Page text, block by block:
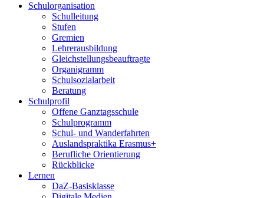
Schulorganisation
Schulleitung
Stufen
Gremien
Lehrerausbildung
Gleichstellungsbeauftragte
Organigramm
Schulsozialarbeit
Beratung
Schulprofil
Offene Ganztagsschule
Schulprogramm
Schul- und Wanderfahrten
Auslandspraktika Erasmus+
Berufliche Orientierung
Rückblicke
Lernen
DaZ-Basisklasse